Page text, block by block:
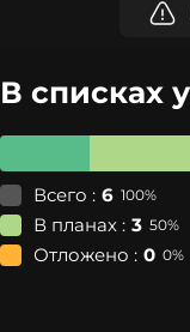
В списках
Всего : 6 100%
В планах : 3 50%
Отложено : 0 0%